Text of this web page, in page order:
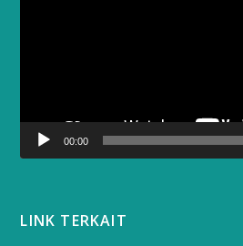
00:00
LINK TERKAIT